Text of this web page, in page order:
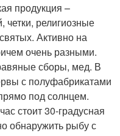
продукция –
религиозные
Активно на
очень разными.
сборы, мед. В
с полуфабрикатами
под солнцем.
стоит 30-градусная
обнаружить рыбу с